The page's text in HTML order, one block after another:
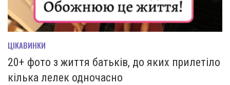
ЦІКАВИНКИ
20+ фото з життя батьків, до яких прилетіло
кілька лелек одночасно